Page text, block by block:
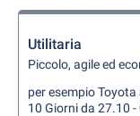
Utilitaria
Piccolo, agile ed
per esempio Toyota
10 Giorni da 27.10